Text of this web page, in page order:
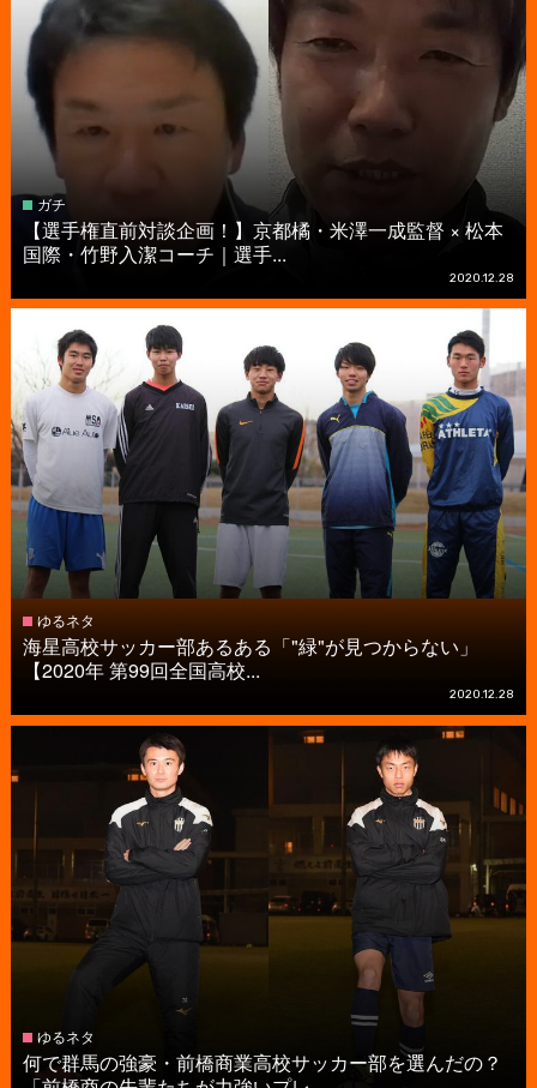
ガチ
【選手権直前対談企画！】京都橘・米澤一成監督 × 松本
国際・竹野入潔コーチ｜選手...
2020.12.28
ゆるネタ
海星高校サッカー部あるある「"緑"が見つからない」
【2020年 第99回全国高校...
2020.12.28
ゆるネタ
何で群馬の強豪・前橋商業高校サッカー部を選んだの？